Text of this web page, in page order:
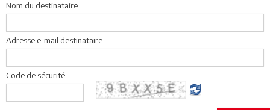
Nom du destinataire
Adresse e-mail destinataire
Code de sécurité